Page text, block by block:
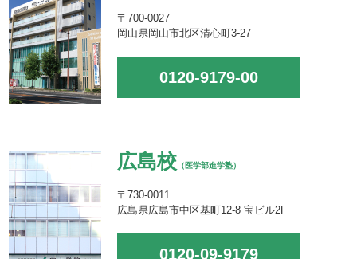
〒700-0027
岡山県岡山市北区清心町3-27
0120-9179-00
広島校 （医学部進学塾）
〒730-0011
広島県広島市中区基町12-8 宝ビル2F
0120-09-9179